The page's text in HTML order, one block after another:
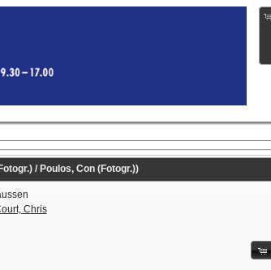
/ Poulos, Con (Fotogr.))
Chris